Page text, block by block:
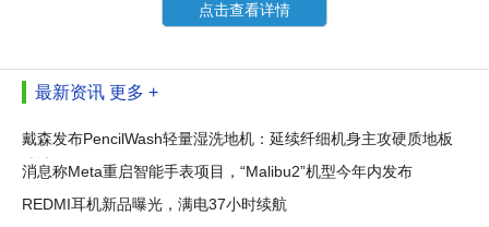
点击查看详情
最新资讯 更多 +
戴森发布PencilWash轻量湿洗地机：延续纤细机身主攻硬质地板
清洁
消息称Meta重启智能手表项目，“Malibu2”机型今年内发布
REDMI耳机新品曝光，满电37小时续航